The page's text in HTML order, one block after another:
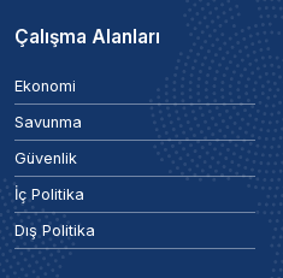
Çalışma Alanları
Ekonomi
Savunma
Güvenlik
İç Politika
Dış Politika